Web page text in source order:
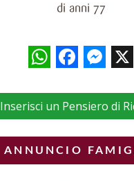
di anni 77
WhatsAppFacebook X
Inserisci un Pensiero di
ANNUNCIO